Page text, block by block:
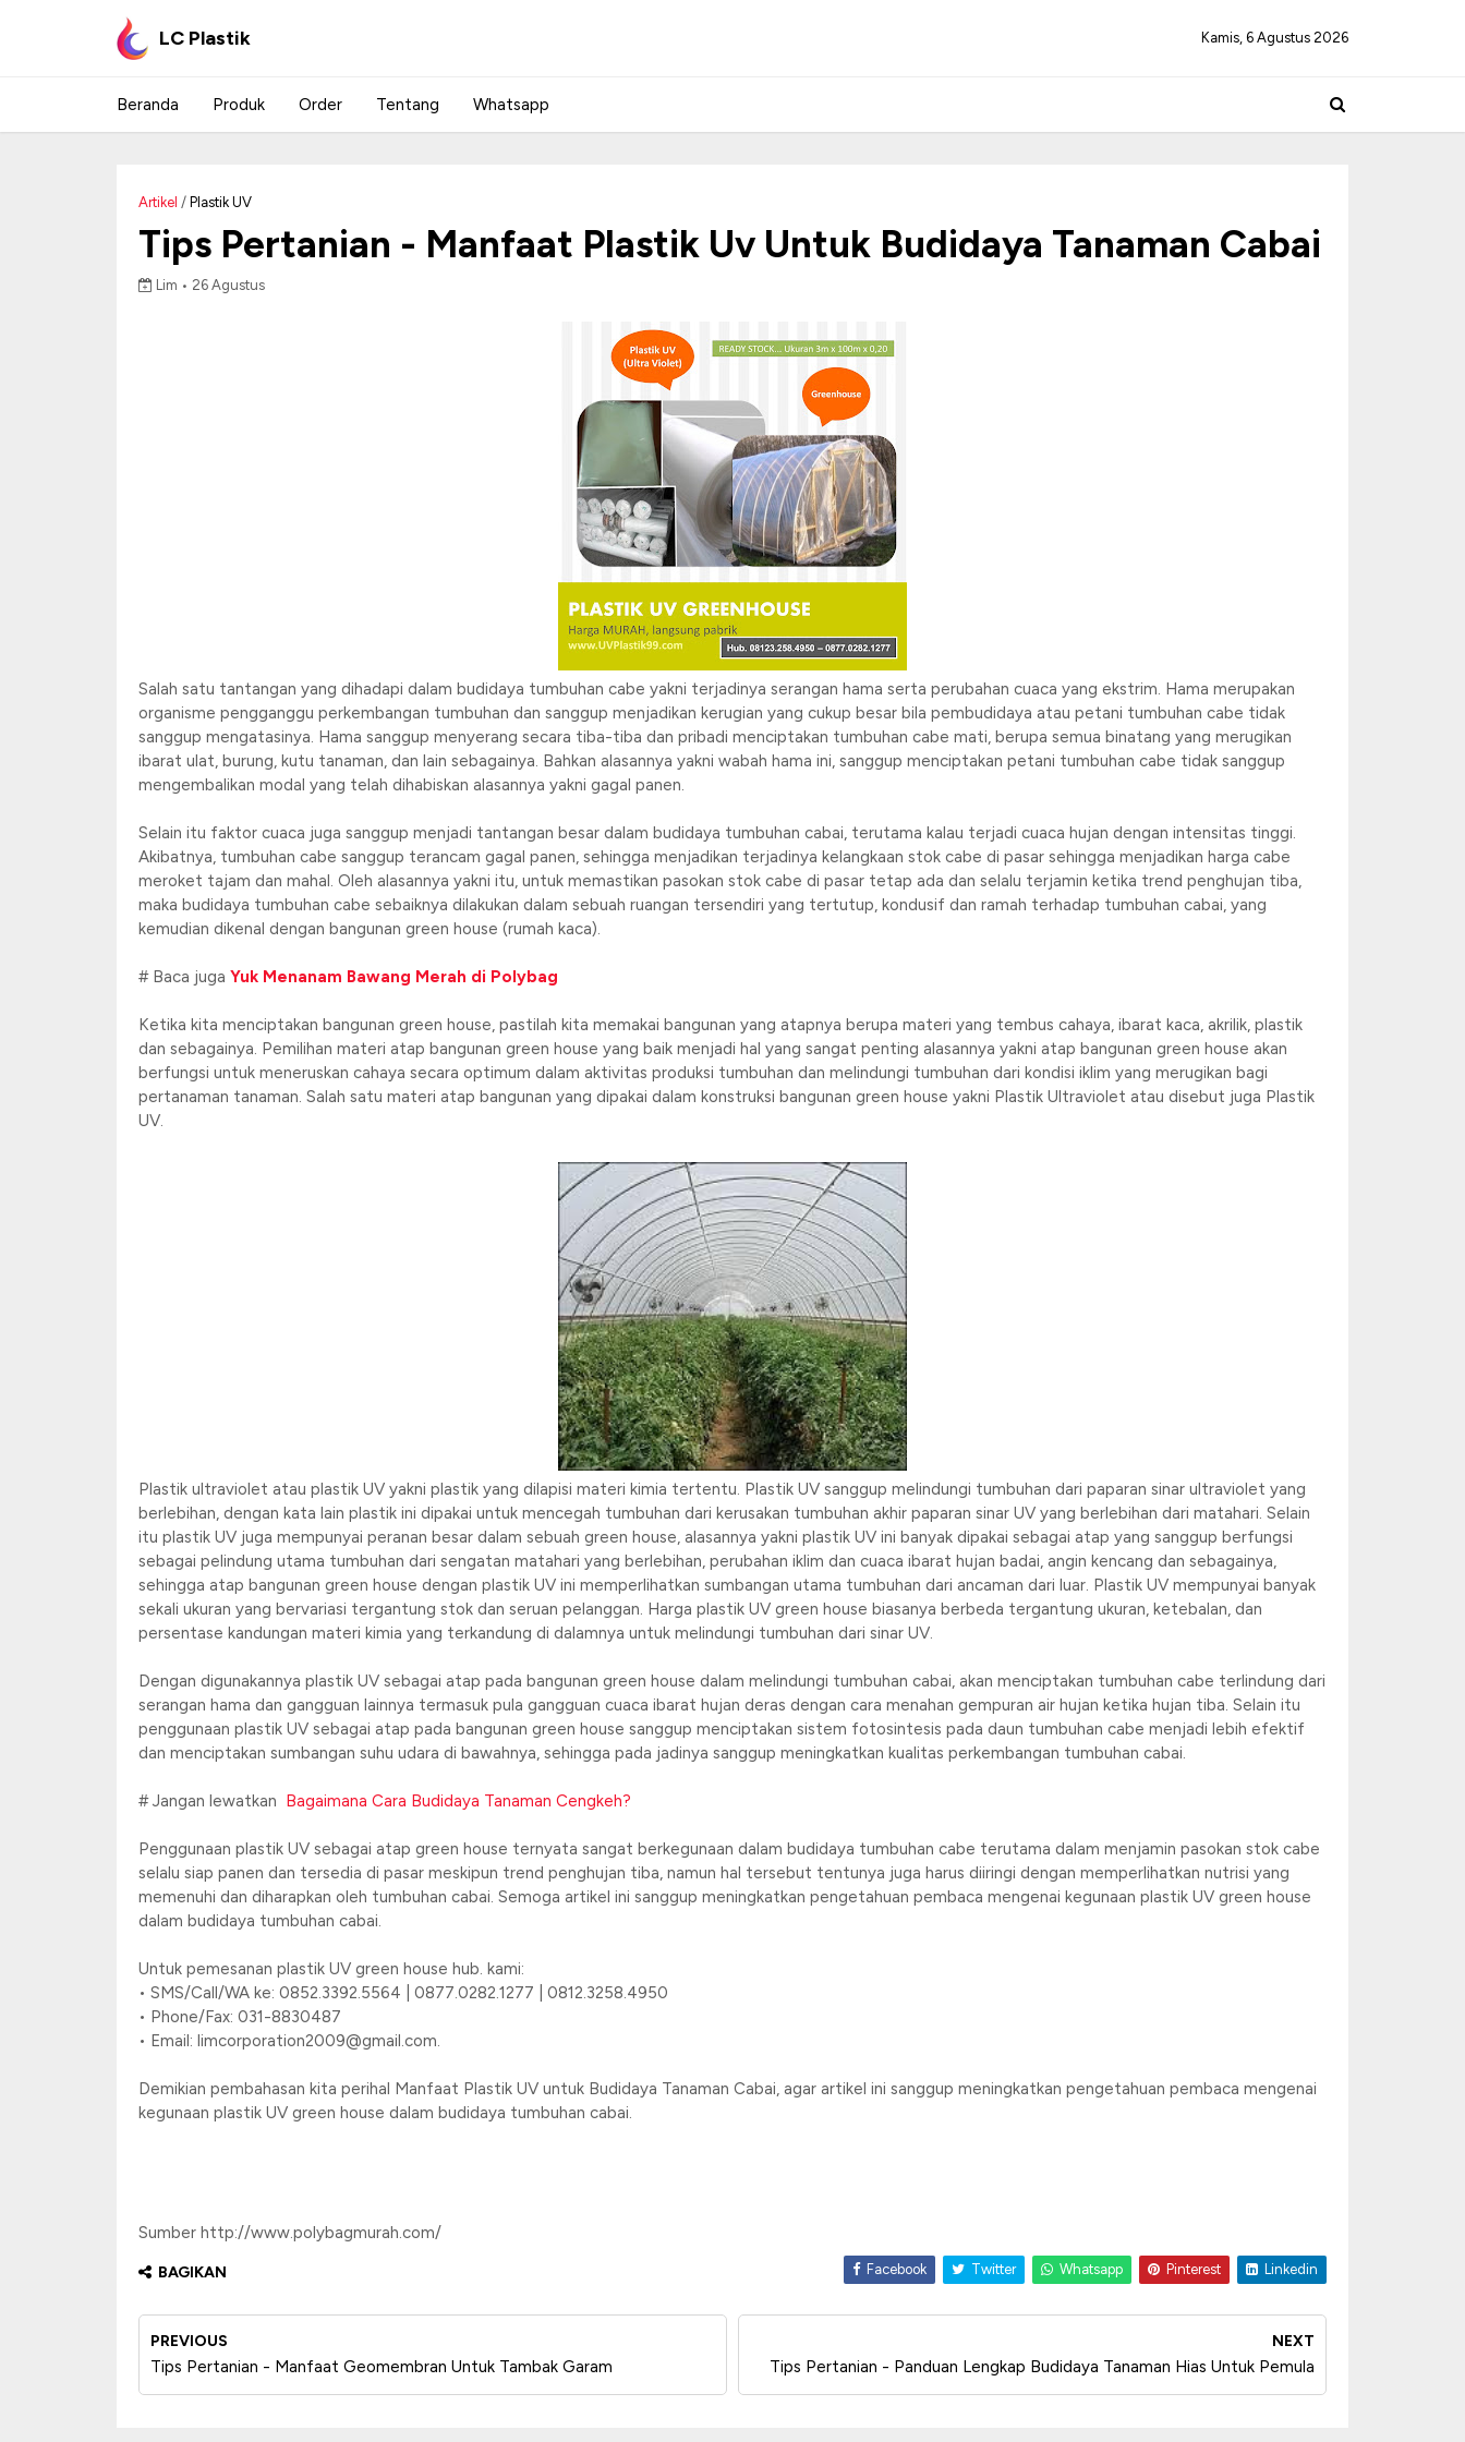
LC Plastik Kamis, 6 Agustus 2026
Beranda Produk Order Tentang Whatsapp
Artikel / Plastik UV
Tips Pertanian - Manfaat Plastik Uv Untuk Budidaya Tanaman Cabai
Lim • 26 Agustus
Salah satu tantangan yang dihadapi dalam budidaya tumbuhan cabe yakni terjadinya serangan hama serta perubahan cuaca yang ekstrim. Hama merupakan
organisme pengganggu perkembangan tumbuhan dan sanggup menjadikan kerugian yang cukup besar bila pembudidaya atau petani tumbuhan cabe tidak
sanggup mengatasinya. Hama sanggup menyerang secara tiba-tiba dan pribadi menciptakan tumbuhan cabe mati, berupa semua binatang yang merugikan
ibarat ulat, burung, kutu tanaman, dan lain sebagainya. Bahkan alasannya yakni wabah hama ini, sanggup menciptakan petani tumbuhan cabe tidak sanggup
mengembalikan modal yang telah dihabiskan alasannya yakni gagal panen.
Selain itu faktor cuaca juga sanggup menjadi tantangan besar dalam budidaya tumbuhan cabai, terutama kalau terjadi cuaca hujan dengan intensitas tinggi.
Akibatnya, tumbuhan cabe sanggup terancam gagal panen, sehingga menjadikan terjadinya kelangkaan stok cabe di pasar sehingga menjadikan harga cabe
meroket tajam dan mahal. Oleh alasannya yakni itu, untuk memastikan pasokan stok cabe di pasar tetap ada dan selalu terjamin ketika trend penghujan tiba,
maka budidaya tumbuhan cabe sebaiknya dilakukan dalam sebuah ruangan tersendiri yang tertutup, kondusif dan ramah terhadap tumbuhan cabai, yang
kemudian dikenal dengan bangunan green house (rumah kaca).
# Baca juga Yuk Menanam Bawang Merah di Polybag
Ketika kita menciptakan bangunan green house, pastilah kita memakai bangunan yang atapnya berupa materi yang tembus cahaya, ibarat kaca, akrilik, plastik
dan sebagainya. Pemilihan materi atap bangunan green house yang baik menjadi hal yang sangat penting alasannya yakni atap bangunan green house akan
berfungsi untuk meneruskan cahaya secara optimum dalam aktivitas produksi tumbuhan dan melindungi tumbuhan dari kondisi iklim yang merugikan bagi
pertanaman tanaman. Salah satu materi atap bangunan yang dipakai dalam konstruksi bangunan green house yakni Plastik Ultraviolet atau disebut juga Plastik
UV.
Plastik ultraviolet atau plastik UV yakni plastik yang dilapisi materi kimia tertentu. Plastik UV sanggup melindungi tumbuhan dari paparan sinar ultraviolet yang
berlebihan, dengan kata lain plastik ini dipakai untuk mencegah tumbuhan dari kerusakan tumbuhan akhir paparan sinar UV yang berlebihan dari matahari. Selain
itu plastik UV juga mempunyai peranan besar dalam sebuah green house, alasannya yakni plastik UV ini banyak dipakai sebagai atap yang sanggup berfungsi
sebagai pelindung utama tumbuhan dari sengatan matahari yang berlebihan, perubahan iklim dan cuaca ibarat hujan badai, angin kencang dan sebagainya,
sehingga atap bangunan green house dengan plastik UV ini memperlihatkan sumbangan utama tumbuhan dari ancaman dari luar. Plastik UV mempunyai banyak
sekali ukuran yang bervariasi tergantung stok dan seruan pelanggan. Harga plastik UV green house biasanya berbeda tergantung ukuran, ketebalan, dan
persentase kandungan materi kimia yang terkandung di dalamnya untuk melindungi tumbuhan dari sinar UV.
Dengan digunakannya plastik UV sebagai atap pada bangunan green house dalam melindungi tumbuhan cabai, akan menciptakan tumbuhan cabe terlindung dari
serangan hama dan gangguan lainnya termasuk pula gangguan cuaca ibarat hujan deras dengan cara menahan gempuran air hujan ketika hujan tiba. Selain itu
penggunaan plastik UV sebagai atap pada bangunan green house sanggup menciptakan sistem fotosintesis pada daun tumbuhan cabe menjadi lebih efektif
dan menciptakan sumbangan suhu udara di bawahnya, sehingga pada jadinya sanggup meningkatkan kualitas perkembangan tumbuhan cabai.
# Jangan lewatkan Bagaimana Cara Budidaya Tanaman Cengkeh?
Penggunaan plastik UV sebagai atap green house ternyata sangat berkegunaan dalam budidaya tumbuhan cabe terutama dalam menjamin pasokan stok cabe
selalu siap panen dan tersedia di pasar meskipun trend penghujan tiba, namun hal tersebut tentunya juga harus diiringi dengan memperlihatkan nutrisi yang
memenuhi dan diharapkan oleh tumbuhan cabai. Semoga artikel ini sanggup meningkatkan pengetahuan pembaca mengenai kegunaan plastik UV green house
dalam budidaya tumbuhan cabai.
Untuk pemesanan plastik UV green house hub. kami:
• SMS/Call/WA ke: 0852.3392.5564 | 0877.0282.1277 | 0812.3258.4950
• Phone/Fax: 031-8830487
• Email: limcorporation2009@gmail.com.
Demikian pembahasan kita perihal Manfaat Plastik UV untuk Budidaya Tanaman Cabai, agar artikel ini sanggup meningkatkan pengetahuan pembaca mengenai
kegunaan plastik UV green house dalam budidaya tumbuhan cabai.
Sumber http://www.polybagmurah.com/
BAGIKAN Facebook Twitter Whatsapp Pinterest Linkedin
NEXT
Tips Pertanian - Panduan Lengkap Budidaya Tanaman Hias Untuk Pemula
PREVIOUS
Tips Pertanian - Manfaat Geomembran Untuk Tambak Garam